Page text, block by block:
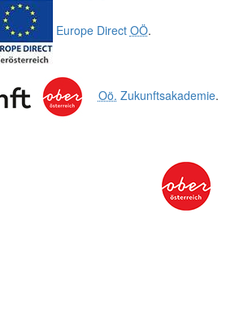
Europe Direct OÖ.
Oö. Zukunftsakademie.